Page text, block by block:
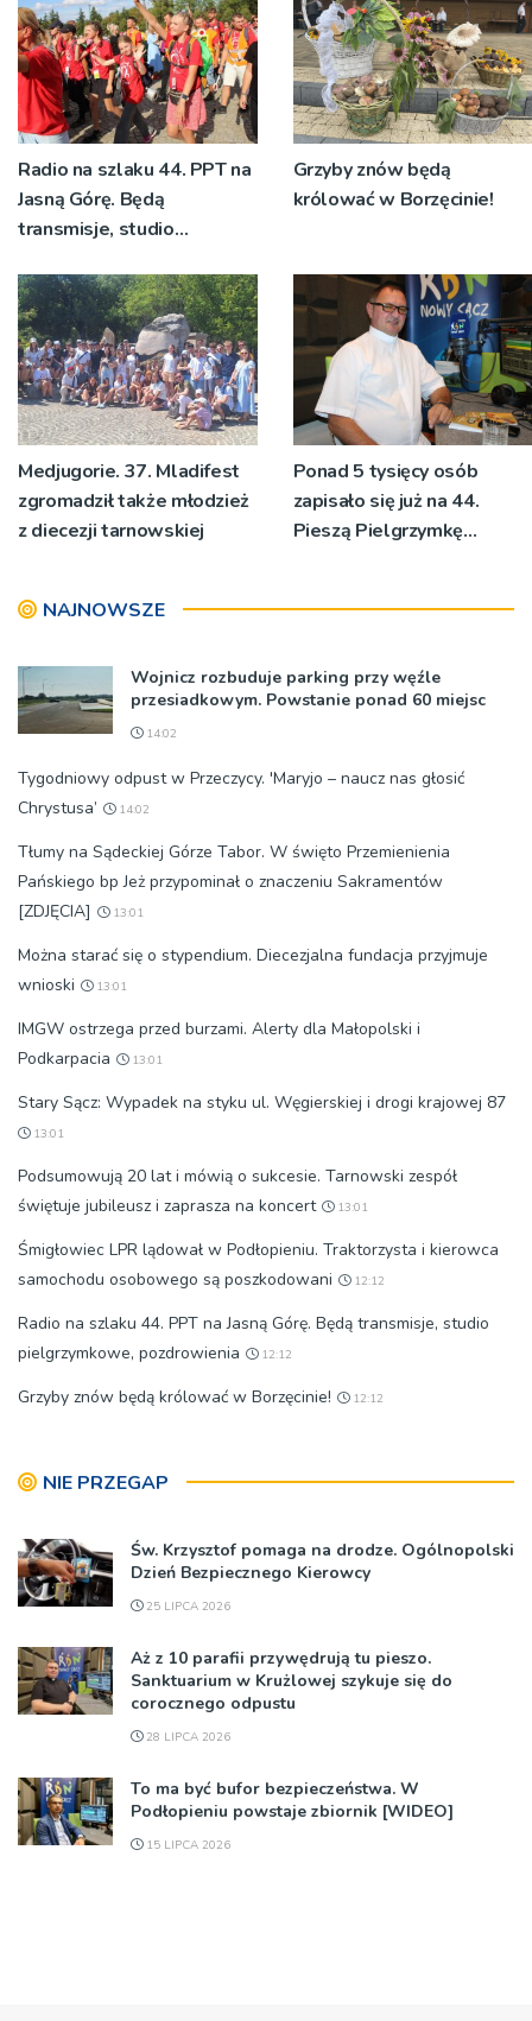
Radio na szlaku 44. PPT na
Jasną Górę. Będą
transmisje, studio
pozdrowienia
Grzyby znów będą
królować w Borzęcinie!
Medjugorie. 37. Mladifest
zgromadził także młodzież
z diecezji tarnowskiej
Ponad 5 tysięcy osób
zapisało się już na 44.
Pieszą Pielgrzymkę
NAJNOWSZE
Wojnicz rozbuduje parking przy węźle
przesiadkowym. Powstanie ponad 60 miejsc
14:02
Tygodniowy odpust w Przeczycy. 'Maryjo – naucz nas głosić
Chrystusa’
14:02
Tłumy na Sądeckiej Górze Tabor. W święto Przemienienia
Pańskiego bp Jeż przypominał o znaczeniu Sakramentów
[ZDJĘCIA]
13:01
Można starać się o stypendium. Diecezjalna fundacja przyjmuje
wnioski
13:01
IMGW ostrzega przed burzami. Alerty dla Małopolski i
Podkarpacia
13:01
Stary Sącz: Wypadek na styku ul. Węgierskiej i drogi krajowej 87
13:01
Podsumowują 20 lat i mówią o sukcesie. Tarnowski zespół
świętuje jubileusz i zaprasza na koncert
13:01
Śmigłowiec LPR lądował w Podłopieniu. Traktorzysta i kierowca
samochodu osobowego są poszkodowani
12:12
Radio na szlaku 44. PPT na Jasną Górę. Będą transmisje, studio
pielgrzymkowe, pozdrowienia
12:12
Grzyby znów będą królować w Borzęcinie! 12:12
NIE PRZEGAP
Św. Krzysztof pomaga na drodze. Ogólnopolski
Dzień Bezpiecznego Kierowcy
25 LIPCA 2026
Aż z 10 parafii przywędrują tu pieszo.
Sanktuarium w Krużlowej szykuje się do
corocznego odpustu
28 LIPCA 2026
To ma być bufor bezpieczeństwa. W
Podłopieniu powstaje zbiornik [WIDEO]
15 LIPCA 2026